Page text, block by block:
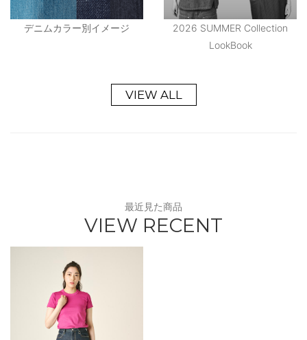
デニムカラー別イメージ
2026 SUMMER Collection
LookBook
VIEW ALL
最近見た商品
VIEW RECENT